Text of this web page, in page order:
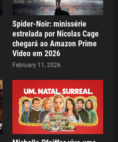
Spider-Noir: minissérie
estrelada por Nicolas Cage
chegará ao Amazon Prime
Video em 2026
February 11, 2026